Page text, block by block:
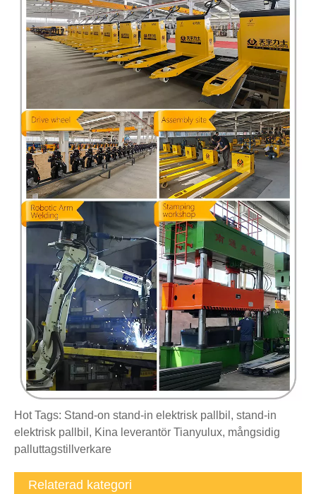
Hot Tags: Stand-on stand-in elektrisk pallbil, stand-in
elektrisk pallbil, Kina leverantör Tianyulux, mångsidig
palluttagstillverkare
Relaterad kategori